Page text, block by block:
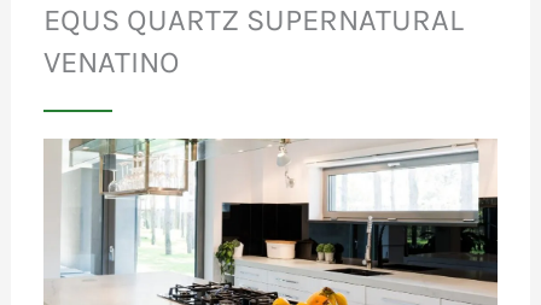
EQUS QUARTZ SUPERNATURAL
VENATINO